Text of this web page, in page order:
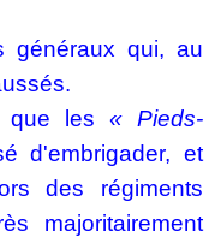
généraux qui, au
que les « Pieds-
d'embrigader, et
des régiments
majoritairement